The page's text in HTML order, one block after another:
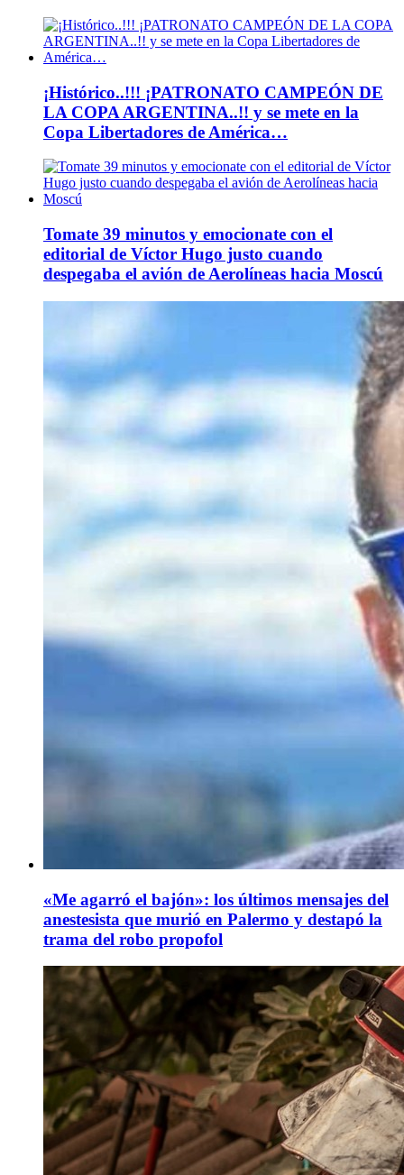
¡Histórico..!!! ¡PATRONATO CAMPEÓN DE
LA COPA ARGENTINA..!! y se mete en la
Copa Libertadores de América…
Tomate 39 minutos y emocionate con el
editorial de Víctor Hugo justo cuando
despegaba el avión de Aerolíneas hacia Moscú
«Me agarró el bajón»: los últimos mensajes del
anestesista que murió en Palermo y destapó la
trama del robo propofol